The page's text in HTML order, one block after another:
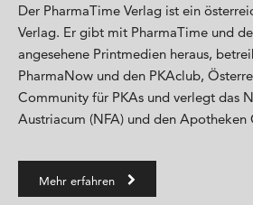
Der PharmaTime Verlag ist ein
Verlag. Er gibt mit PharmaTime und
angesehene Printmedien heraus,
PharmaNow und den PKAclub,
Community für PKAs und verlegt das
Austriacum (NFA) und den Apotheken
Mehr erfahren